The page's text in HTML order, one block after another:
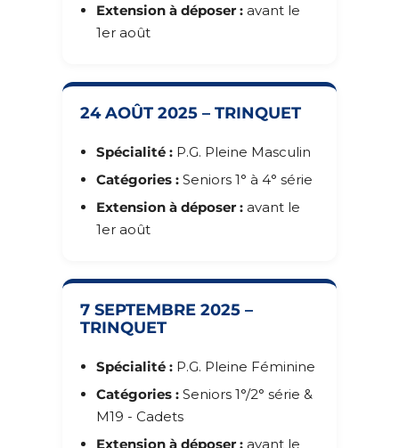
Extension à déposer : avant le
1er août
24 AOÛT 2025 – TRINQUET
Spécialité : P.G. Pleine Masculin
Catégories : Seniors 1° à 4° série
Extension à déposer : avant le
1er août
7 SEPTEMBRE 2025 –
TRINQUET
Spécialité : P.G. Pleine Féminine
Catégories : Seniors 1°/2° série &
M19 - Cadets
Extension à déposer : avant le